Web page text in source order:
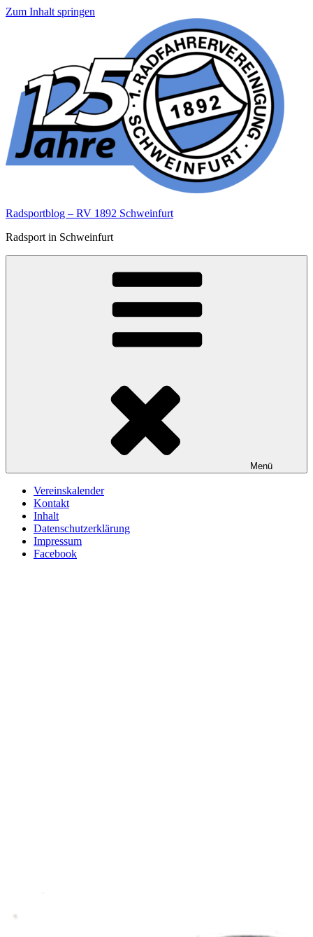
Zum Inhalt springen
Radsportblog – RV 1892 Schweinfurt
Radsport in Schweinfurt
Menü
Vereinskalender
Kontakt
Inhalt
Datenschutzerklärung
Impressum
Facebook